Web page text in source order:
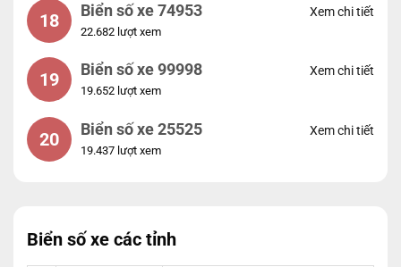
18 Biển số xe 74953
22.682 lượt xem
Xem chi tiết
19 Biển số xe 99998
19.652 lượt xem
Xem chi tiết
20 Biển số xe 25525
19.437 lượt xem
Xem chi tiết
Biển số xe các tỉnh